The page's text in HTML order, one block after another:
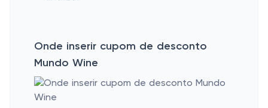
Onde inserir cupom de desconto
Mundo Wine